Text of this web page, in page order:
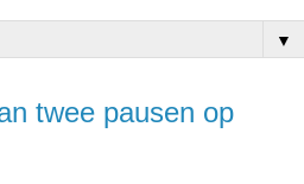
▼
twee pausen op